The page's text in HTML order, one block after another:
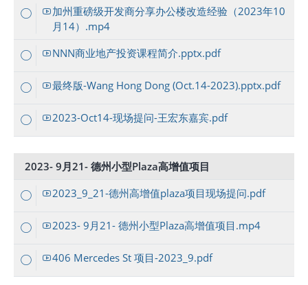
加州重磅级开发商分享办公楼改造经验（2023年10
月14）.mp4
NNN商业地产投资课程简介.pptx.pdf
最终版-Wang Hong Dong (Oct.14-2023).pptx.pdf
2023-Oct14-现场提问-王宏东嘉宾.pdf
2023- 9月21- 德州小型Plaza高增值项目
2023_9_21-德州高增值plaza项目现场提问.pdf
2023- 9月21- 德州小型Plaza高增值项目.mp4
406 Mercedes St 项目-2023_9.pdf